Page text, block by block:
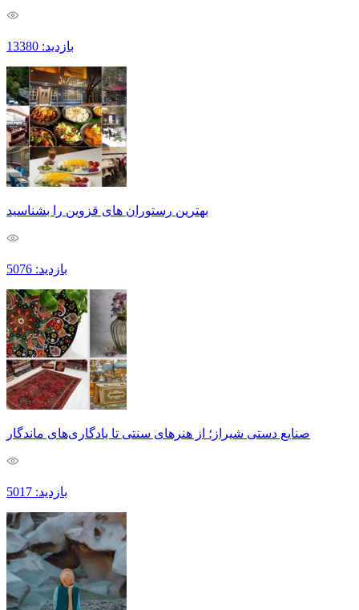
بازدید: 13380
بهترین رستوران های قزوین را بشناسید
بازدید: 5076
صنایع دستی شیراز؛ از هنرهای سنتی تا یادگاری‌های ماندگار
بازدید: 5017